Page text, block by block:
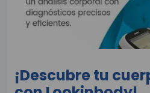
¡Descubre tu